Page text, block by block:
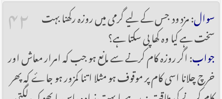
۴۲ سوال: مزدود جس کے لیے گرمی میں روزہ رکھنا بہت
سخت ہے کیا وہ کھا پی سکتا ہے؟
جواب: اگر روزہ کام کرنے سے مانع ہو جب کہ امرار معاش اور
خرچ چلانا اسی کام پر موقوف ہو مثلا اتنا کمزور ہو جاۓ کہ پھر